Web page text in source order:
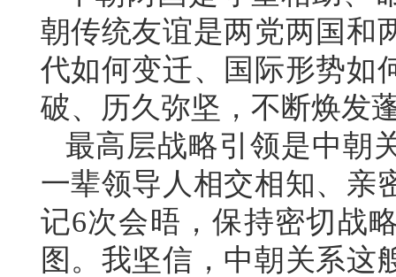
朝传统友谊是两党两国和
代如何变迁、国际形势如
破、历久弥坚，不断焕发
最高层战略引领是中朝
一辈领导人相交相知、亲
记6次会晤，保持密切战
图。我坚信，中朝关系这